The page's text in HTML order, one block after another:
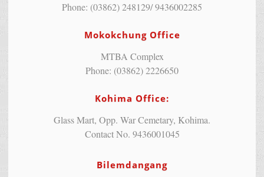
Phone: (03862) 248129/ 9436002285
Mokokchung Office
MTBA Complex
Phone: (03862) 2226650
Kohima Office:
Glass Mart, Opp. War Cemetary, Kohima.
Contact No. 9436001045
Bilemdangang